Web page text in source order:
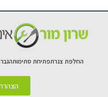
החלפת צנרתפתיחת סתימות